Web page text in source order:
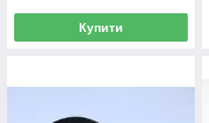
Купити